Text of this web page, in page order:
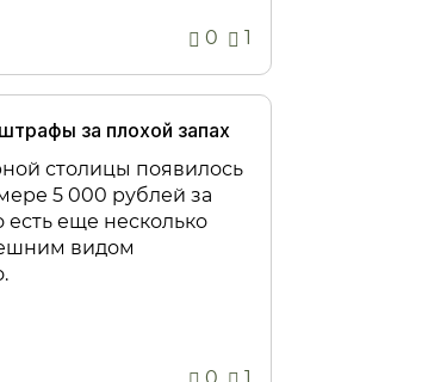
0 1
за плохой запах
столицы появилось
5 000 рублей за
еще несколько
видом